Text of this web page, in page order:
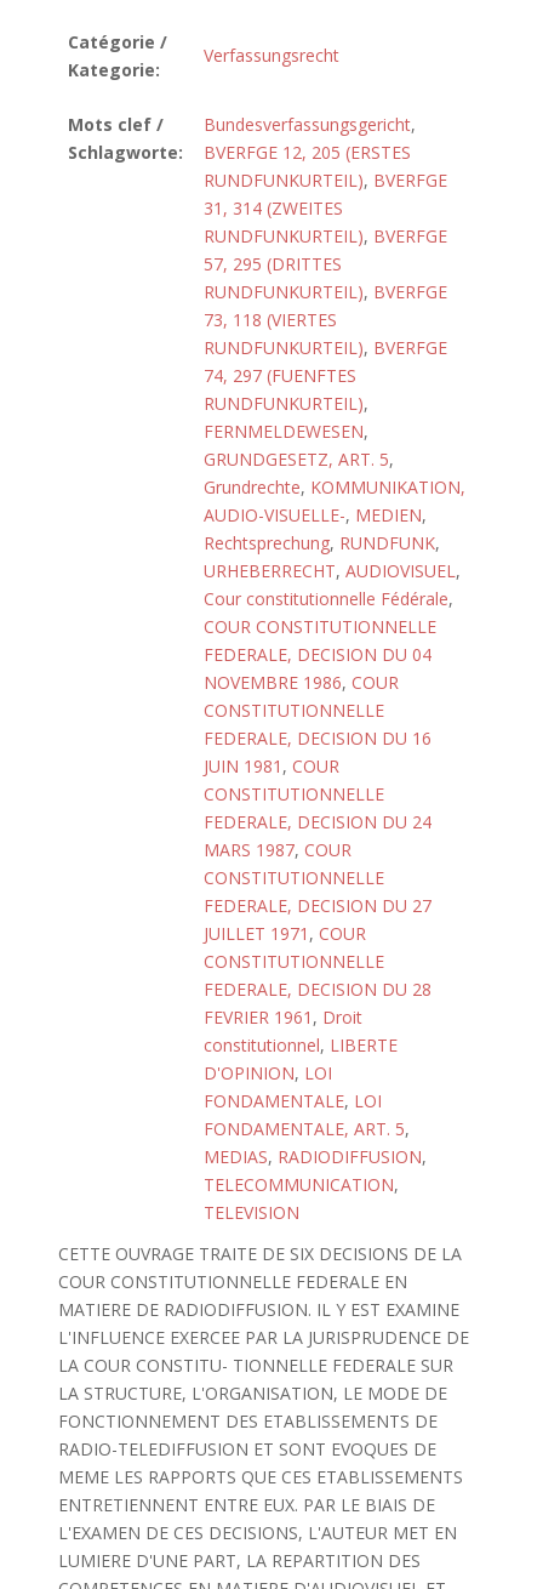
Catégorie /
Kategorie:
Verfassungsrecht
Mots clef /
Schlagworte:
Bundesverfassungsgericht,
BVERFGE 12, 205 (ERSTES
RUNDFUNKURTEIL), BVERFGE
31, 314 (ZWEITES
RUNDFUNKURTEIL), BVERFGE
57, 295 (DRITTES
RUNDFUNKURTEIL), BVERFGE
73, 118 (VIERTES
RUNDFUNKURTEIL), BVERFGE
74, 297 (FUENFTES
RUNDFUNKURTEIL),
FERNMELDEWESEN,
GRUNDGESETZ, ART. 5,
Grundrechte, KOMMUNIKATION,
AUDIO-VISUELLE-, MEDIEN,
Rechtsprechung, RUNDFUNK,
URHEBERRECHT, AUDIOVISUEL,
Cour constitutionnelle Fédérale,
COUR CONSTITUTIONNELLE
FEDERALE, DECISION DU 04
NOVEMBRE 1986, COUR
CONSTITUTIONNELLE
FEDERALE, DECISION DU 16
JUIN 1981 , COUR
CONSTITUTIONNELLE
FEDERALE, DECISION DU 24
MARS 1987, COUR
CONSTITUTIONNELLE
FEDERALE, DECISION DU 27
JUILLET 1971 , COUR
CONSTITUTIONNELLE
FEDERALE, DECISION DU 28
FEVRIER 1961 , Droit
constitutionnel, LIBERTE
D'OPINION, LOI
FONDAMENTALE, LOI
FONDAMENTALE, ART. 5,
MEDIAS, RADIODIFFUSION,
TELECOMMUNICATION,
TELEVISION
CETTE OUVRAGE TRAITE DE SIX DECISIONS DE LA
COUR CONSTITUTIONNELLE FEDERALE EN
MATIERE DE RADIODIFFUSION. IL Y EST EXAMINE
L'INFLUENCE EXERCEE PAR LA JURISPRUDENCE DE
LA COUR CONSTITU- TIONNELLE FEDERALE SUR
LA STRUCTURE, L'ORGANISATION, LE MODE DE
FONCTIONNEMENT DES ETABLISSEMENTS DE
RADIO-TELEDIFFUSION ET SONT EVOQUES DE
MEME LES RAPPORTS QUE CES ETABLISSEMENTS
ENTRETIENNENT ENTRE EUX. PAR LE BIAIS DE
L'EXAMEN DE CES DECISIONS, L'AUTEUR MET EN
LUMIERE D'UNE PART, LA REPARTITION DES